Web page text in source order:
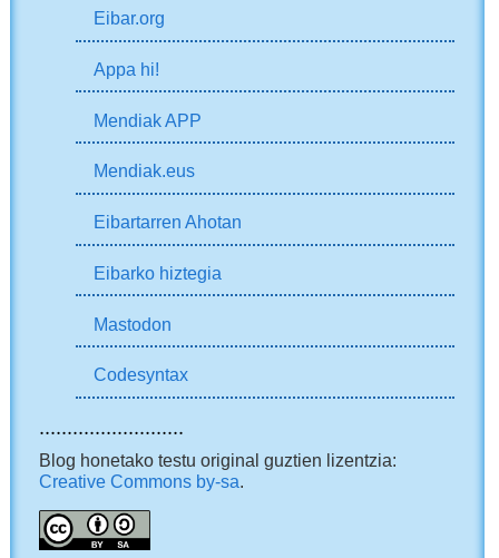
Eibar.org
Appa hi!
Mendiak APP
Mendiak.eus
Eibartarren Ahotan
Eibarko hiztegia
Mastodon
Codesyntax
..........................
Blog honetako testu original guztien lizentzia:
Creative Commons by-sa.